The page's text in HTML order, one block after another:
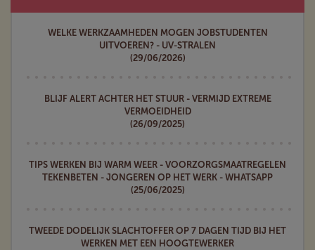
WELKE WERKZAAMHEDEN MOGEN JOBSTUDENTEN
UITVOEREN? - UV-STRALEN
(29/06/2026)
BLIJF ALERT ACHTER HET STUUR - VERMIJD EXTREME
VERMOEIDHEID
(26/09/2025)
TIPS WERKEN BIJ WARM WEER - VOORZORGSMAATREGELEN
TEKENBETEN - JONGEREN OP HET WERK - WHATSAPP
(25/06/2025)
TWEEDE DODELIJK SLACHTOFFER OP 7 DAGEN TIJD BIJ HET
WERKEN MET EEN HOOGTEWERKER